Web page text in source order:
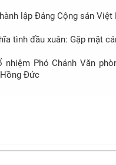
lập Đảng Cộng sản
tình đầu xuân: Gặp mặt
Phó Chánh Văn
Đức